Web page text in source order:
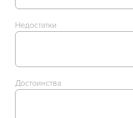
Недостатки
Достоинства